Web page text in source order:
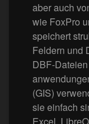
aber auch
wie FoxPro
speichert
Feldern und
DBF-
(GIS)
sie einfach